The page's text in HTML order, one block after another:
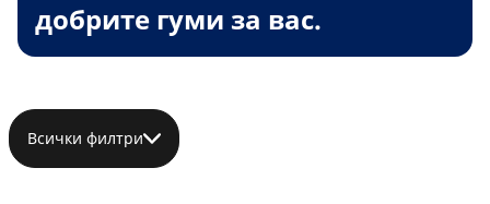
добрите гуми за вас.
Всички филтри